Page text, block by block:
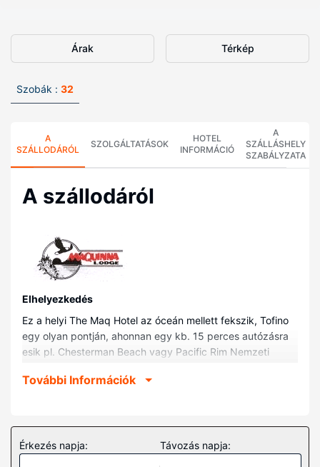
Árak Térkép
Szobák : 32
A
SZÁLLODÁRÓL
SZOLGÁLTATÁSOK
HOTEL
INFORMÁCIÓ
A
SZÁLLÁSHELY
SZABÁLYZATA
A szállodáról
Elhelyezkedés
Ez a helyi The Maq Hotel az óceán mellett fekszik, Tofino
egy olyan pontján, ahonnan egy kb. 15 perces autózásra
esik pl. Chesterman Beach vagy Pacific Rim Nemzeti
Wickaninnish tengerpart, ill. 0,2 km-re Eagle Aerie Gallery
Ezen a szálláshelyen igazán otthon érezheti majd magát
a(z) 32 szoba egyikében. Ingyenes vezeték nélküli
További Információk
Érkezés napja: Távozás napja: